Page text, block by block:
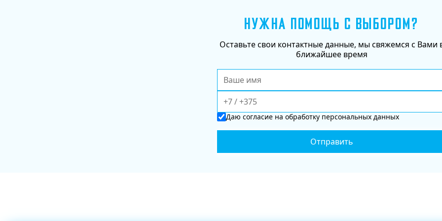
НУЖНА ПОМОЩЬ С ВЫБОРОМ?
Оставьте свои контактные данные, мы свяжемся с Вами
ближайшее время
Даю согласиена обработку персональных данных